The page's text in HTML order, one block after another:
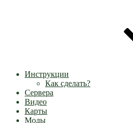
Инструкции
Как сделать?
Сервера
Видео
Карты
Моды